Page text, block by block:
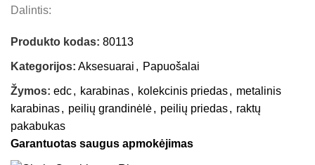
Dalintis:
Produkto kodas:80113
Kategorijos: Aksesuarai , Papuošalai
Žymos: edc, karabinas, kolekcinis priedas, metalinis
karabinas, peilių grandinėlė, peilių priedas, raktų
pakabukas
Garantuotas saugus apmokėjimas